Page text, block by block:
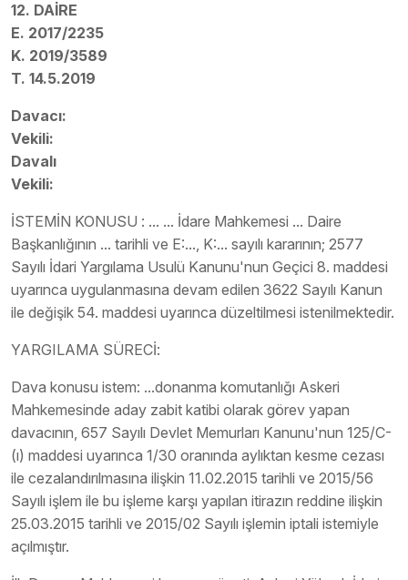
12. DAİRE
E. 2017/2235
K. 2019/3589
T. 14.5.2019
Davacı:
Vekili:
Davalı
Vekili:
İSTEMİN KONUSU : ... ... İdare Mahkemesi ... Daire
Başkanlığının ... tarihli ve E:..., K:... sayılı kararının; 2577
Sayılı İdari Yargılama Usulü Kanunu'nun Geçici 8. maddesi
uyarınca uygulanmasına devam edilen 3622 Sayılı Kanun
ile değişik 54. maddesi uyarınca düzeltilmesi istenilmektedir.
YARGILAMA SÜRECİ:
Dava konusu istem: ...donanma komutanlığı Askeri
Mahkemesinde aday zabit katibi olarak görev yapan
davacının, 657 Sayılı Devlet Memurları Kanunu'nun 125/C-
(ı) maddesi uyarınca 1/30 oranında aylıktan kesme cezası
ile cezalandırılmasına ilişkin 11.02.2015 tarihli ve 2015/56
Sayılı işlem ile bu işleme karşı yapılan itirazın reddine ilişkin
25.03.2015 tarihli ve 2015/02 Sayılı işlemin iptali istemiyle
açılmıştır.